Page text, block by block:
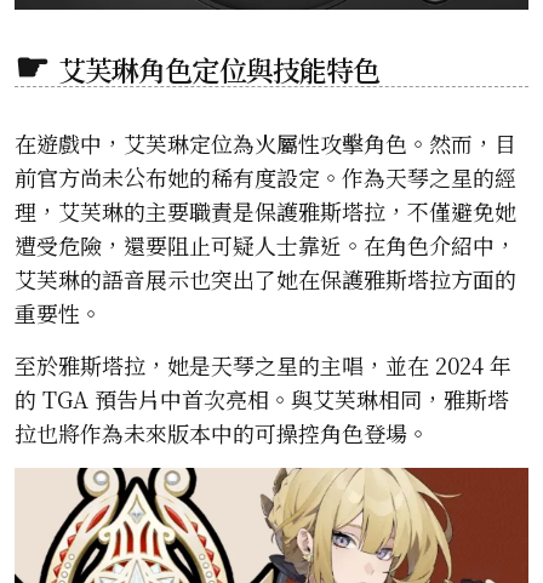
艾芙琳角色定位與技能特色
在遊戲中，艾芙琳定位為火屬性攻擊角色。然而，目
前官方尚未公布她的稀有度設定。作為天琴之星的經
理，艾芙琳的主要職責是保護雅斯塔拉，不僅避免她
遭受危險，還要阻止可疑人士靠近。在角色介紹中，
艾芙琳的語音展示也突出了她在保護雅斯塔拉方面的
重要性。
至於雅斯塔拉，她是天琴之星的主唱，並在 2024 年
的 TGA 預告片中首次亮相。與艾芙琳相同，雅斯塔
拉也將作為未來版本中的可操控角色登場。